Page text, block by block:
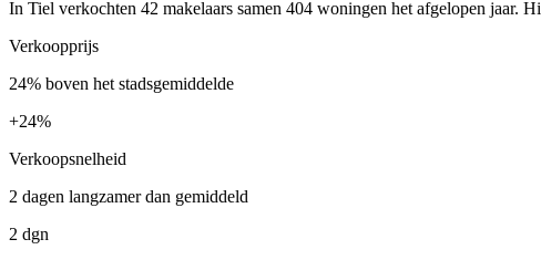
In Tiel verkochten 42 makelaars samen 404 woningen het afgelopen jaar.
Verkoopprijs
24% boven het stadsgemiddelde
+24%
Verkoopsnelheid
2 dagen langzamer dan gemiddeld
2 dgn